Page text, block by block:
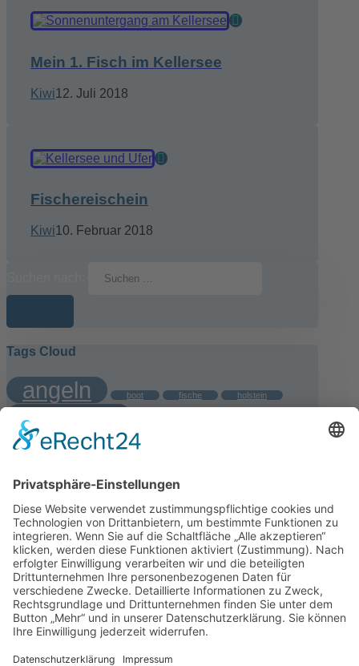
Mein 1. Fisch im Kellersee
Kiwi12. Juli 2018
Fischereischein
Kiwi10. Februar 2018
Tags Cloud
angeln boot fische holstein
kellersee
urlaubsfischereischein
Proudly powered by KIEWITZ D&H WEBDESIGN